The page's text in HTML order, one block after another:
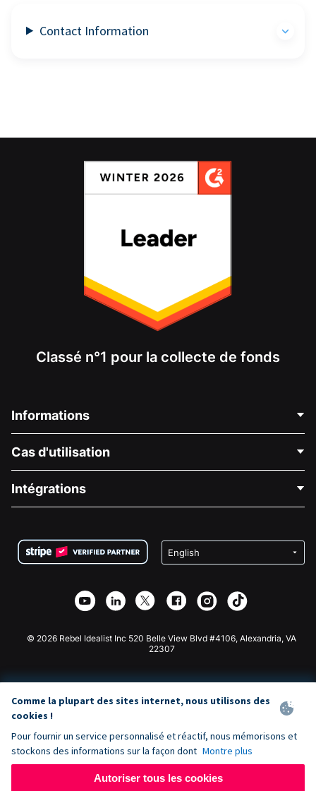
Contact Information
Classé n°1 pour la collecte de fonds
Informations
À propos de nous
Carrières
Confidentialité
Partenariat d'affiliation
Bibliothèque
Cas d'utilisation
Collecte de fonds médicale
Collecte de fonds caritative
Intégrations
Plugin de don Wix
Application de don Webflow
Don Joomla
© 2026 Rebel Idealist Inc 520 Belle View Blvd #4106, Alexandria, VA
22307
Comme la plupart des sites internet, nous utilisons des
cookies !
Pour fournir un service personnalisé et réactif, nous mémorisons et
stockons des informations sur la façon dont Montre plus
Autoriser tous les cookies